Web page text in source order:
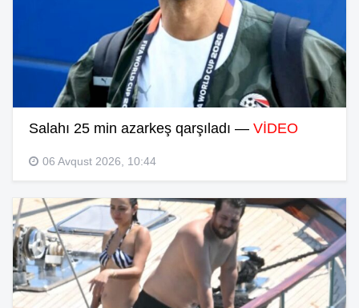
Salahı 25 min azarkeş qarşıladı — VİDEO
06 Avqust 2026, 10:44